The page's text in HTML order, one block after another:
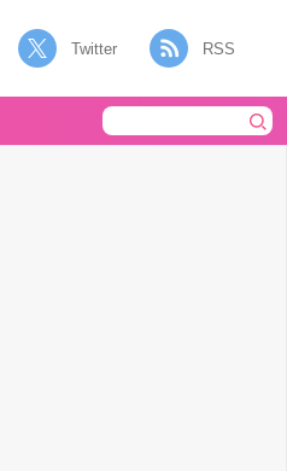
Twitter RSS